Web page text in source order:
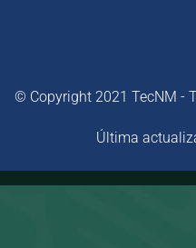
© Copyright 2021 TecNM -
Última